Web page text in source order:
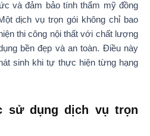
và đảm bảo tính thẩm mỹ đồng
dịch vụ trọn gói không chỉ bao
thi công nội thất với chất lượng
bền đẹp và an toàn. Điều này
sinh khi tự thực hiện từng hạng
sử dụng dịch vụ trọn